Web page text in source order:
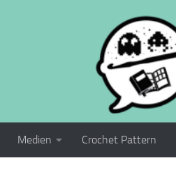
Medien Crochet Pattern